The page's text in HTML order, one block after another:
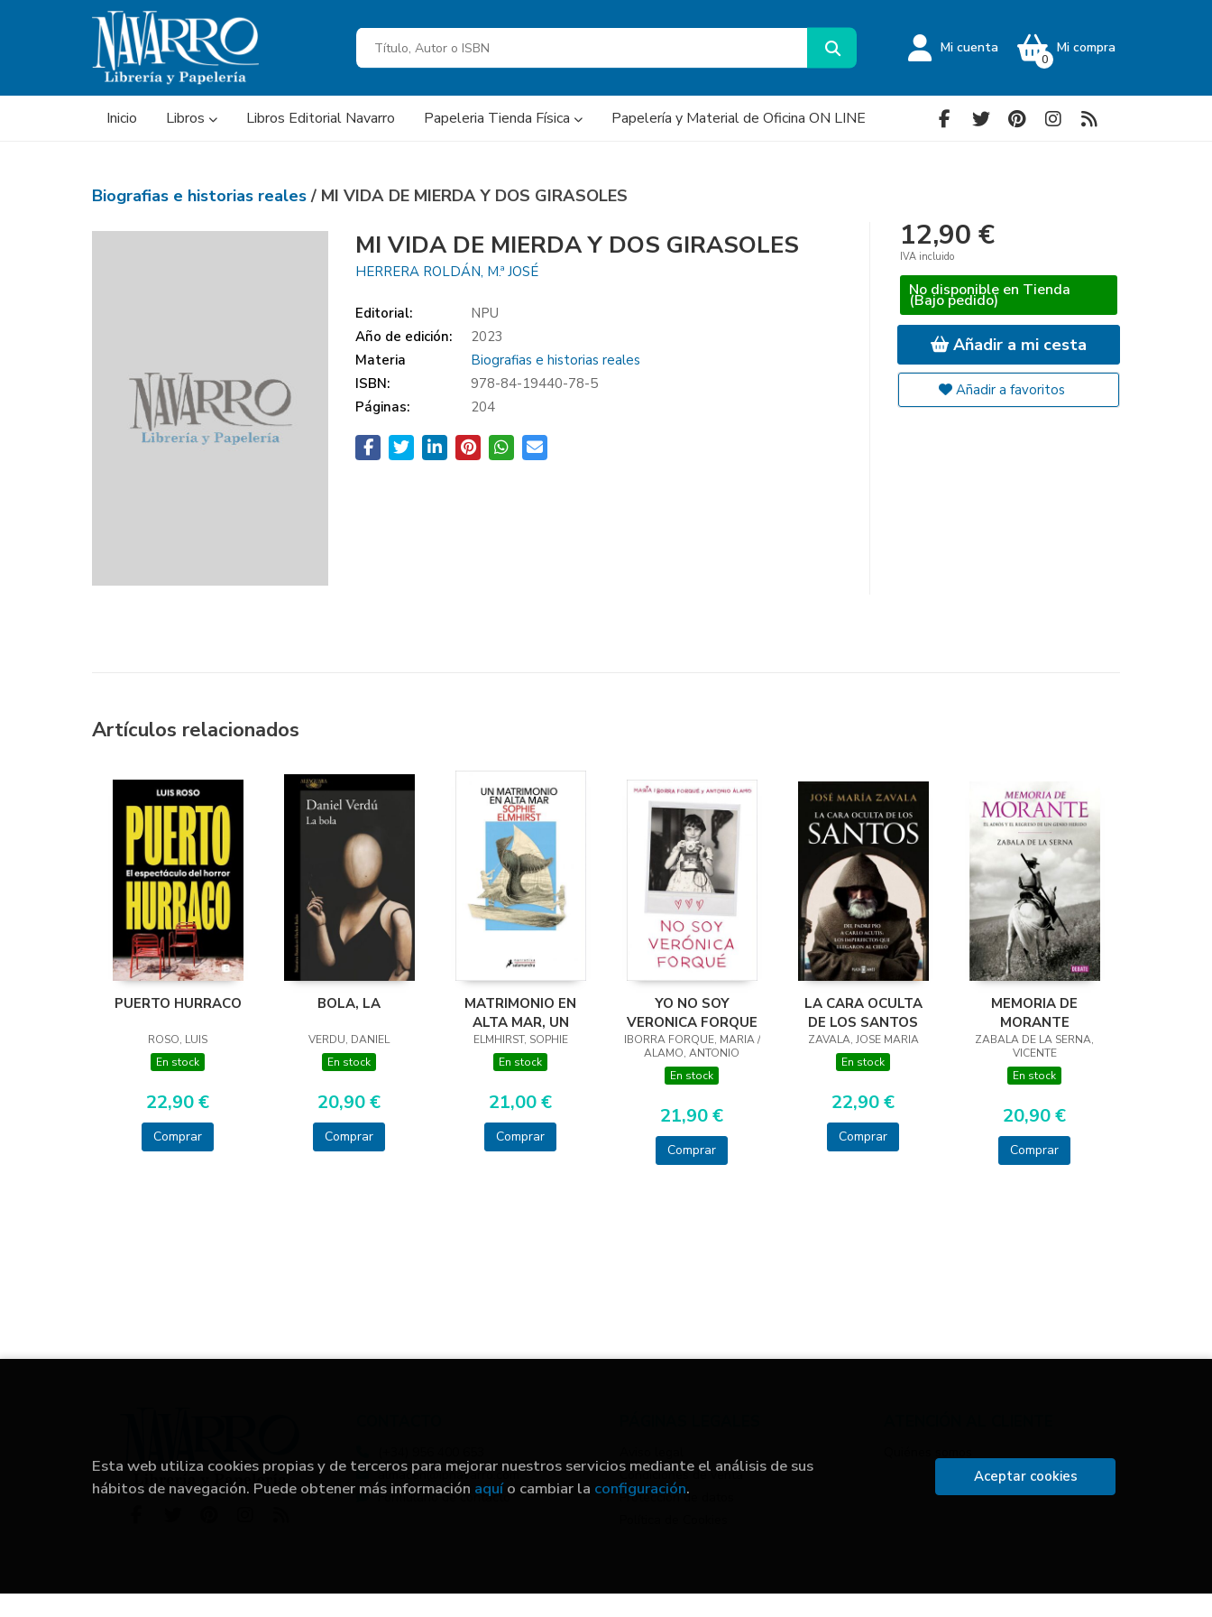
Mi cuenta Mi compra
0
Inicio Libros Libros Editorial Navarro Papeleria Tienda Física Papelería y Material de Oficina ON LINE
Biografias e historias reales/ MI VIDA DE MIERDA Y DOS GIRASOLES
MI VIDA DE MIERDA Y DOS GIRASOLES
HERRERA ROLDÁN, M.ª JOSÉ
Editorial:
NPU
Año de edición:
2023
Materia
Biografias e historias reales
ISBN:
978-84-19440-78-5
Páginas:
204
12,90 €
IVA incluido
No disponible en Tienda
(Bajo pedido)
Añadir a mi cesta
Añadir a favoritos
Artículos relacionados
PUERTO HURRACO
ROSO, LUIS
En stock
22,90 €
Comprar
BOLA, LA
VERDU, DANIEL
En stock
20,90 €
Comprar
MATRIMONIO EN
ALTA MAR, UN
ELMHIRST, SOPHIE
En stock
21,00 €
Comprar
YO NO SOY
VERONICA FORQUE
IBORRA FORQUE, MARIA /
ALAMO, ANTONIO
En stock
21,90 €
Comprar
LA CARA OCULTA
DE LOS SANTOS
ZAVALA, JOSE MARIA
En stock
22,90 €
Comprar
MEMORIA DE
MORANTE
ZABALA DE LA SERNA,
VICENTE
En stock
20,90 €
Comprar
almacen@ipnavarro.com
Formulario de contacto
Condiciones de venta
Protección de datos
2026 ©Librería Papelería Navarro. Todos los Derechos Reservados |Grupo Trevenque
Esta web utiliza cookies propias y de terceros para mejorar nuestros servicios mediante el análisis de sus
hábitos de navegación. Puede obtener más información aquío cambiar la configuración.
Aceptar cookies